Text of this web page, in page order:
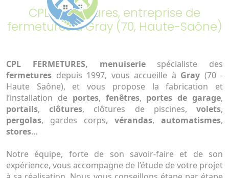
CPL Fermetures, entreprise de
fermetures à Gray (70, Haute-Saône)
CPL FERMETURES, menuiseriespécialiste des
fermetures depuis 1997, vous accueille à Gray (70 -
Haute Saône), et vous propose la fabrication et
l’installation de portes, fenêtres, portes de garage,
portails,clôtures, clôtures de piscines,volets,
pergolas, gardes corps, vérandas, automatismes,
stores…
Notre équipe, forte de son savoir-faire et de son
expérience, vous accompagne de l’étude de votre projet